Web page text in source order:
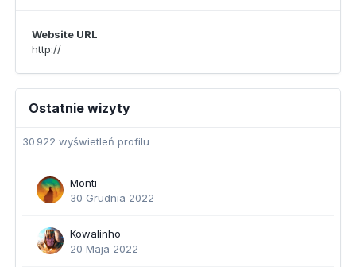
Website URL
http://
Ostatnie wizyty
30 922 wyświetleń profilu
Monti
30 Grudnia 2022
Kowalinho
20 Maja 2022